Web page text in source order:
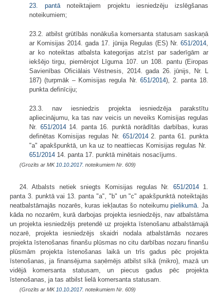
23. pantānoteiktajiem projektu iesniedzēju izslēgšanas
noteikumiem;
23.2. atbilst grūtībās nonākuša komersanta statusam saskaņā
ar Komisijas 2014. gada 17. jūnija Regulas (ES) Nr. 651/2014
ar ko noteiktas atbalsta kategorijas atzīst par saderīgām ar
iekšējo tirgu, piemērojot Līguma 107. un 108. pantu (Eiropas
Savienības Oficiālais Vēstnesis, 2014. gada 26. jūnijs, Nr. L
187) (turpmāk – Komisijas regula Nr. 651/2014), 2. panta 18.
punkta definīciju;
23.3. nav iesniedzis projekta iesniedzēja parakstītu
apliecinājumu, ka tas nav veicis un neveiks Komisijas regulas
Nr. 651/201414. panta 16. punktā norādītās darbības, kuras
definētas Komisijas regulas Nr. 651/20142. panta 61. punkta
"a" apakšpunktā, un ka uz to neattiecas Komisijas regulas Nr.
651/2014 14. panta 17. punktā minētais nosacījums.
(Grozīts ar MK 10.10.2017. noteikumiem Nr. 609)
24. Atbalsts netiek sniegts Komisijas regulas Nr. 651/20141.
panta 3. punktā vai 13. panta "a", "b" un "c" apakšpunktā noteiktajās
neatbalstāmajās nozarēs, kuras iekļautas šo noteikumupielikumā . Ja
kāda no nozarēm, kurā darbojas projekta iesniedzējs, nav atbalstāma
un projekta iesniedzējs pretendē uz projekta īstenošanu atbalstāmajā
nozarē, projekta iesniedzējs skaidri nodala atbalstāmās nozares
projekta īstenošanas finanšu plūsmas no citu darbības nozaru finanšu
plūsmām projekta īstenošanas laikā un trīs gadus pēc projekta
īstenošanas, ja finansējuma saņēmējs atbilst sīkā (mikro), mazā un
vidējā komersanta statusam, un piecus gadus pēc projekta
īstenošanas, ja tas atbilst lielā komersanta statusam.
(Grozīts ar MK 10.10.2017. noteikumiem Nr. 609)